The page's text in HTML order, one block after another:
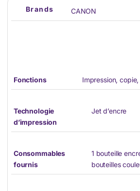
Brands CANON
Fonctions Impression,
Technologie
d’impression
Jet d’encre
Consommables
fournis
1 bouteille
bouteilles